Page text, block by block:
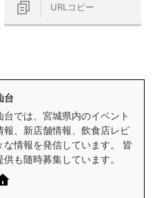
URLコピー
台
台では、宮城県内のイベント
報、新店舗情報、飲食店レビ
な情報を発信しています。 皆
も随時募集しています。